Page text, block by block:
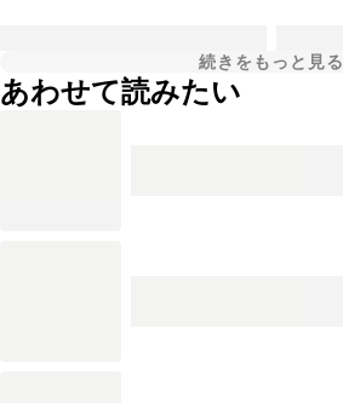
続きをもっと見る
あわせて読みたい